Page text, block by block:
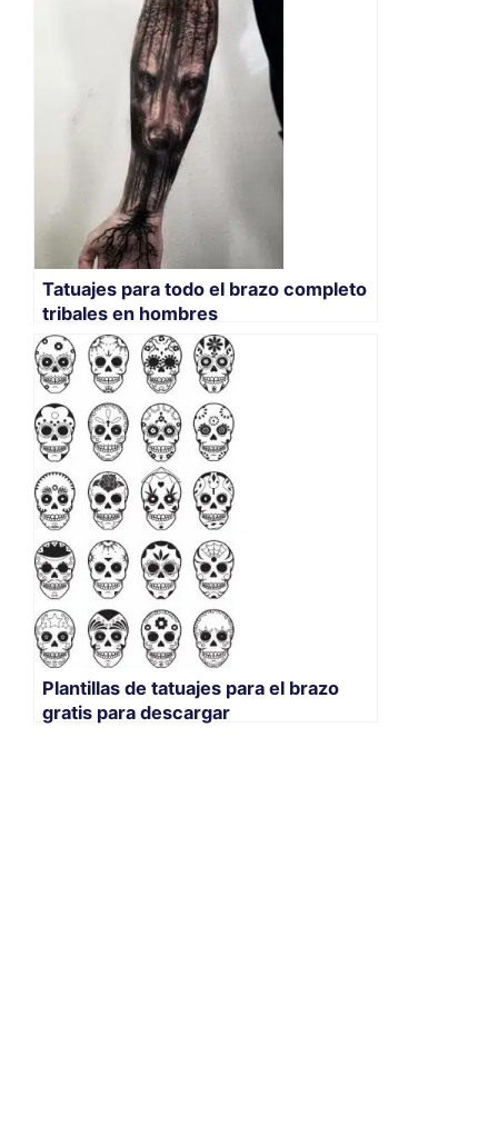
Tatuajes para todo el brazo completo
tribales en hombres
Plantillas de tatuajes para el brazo
gratis para descargar